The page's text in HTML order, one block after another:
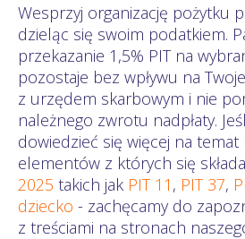
Wesprzyj organizację pożytku
dzieląc się swoim podatkiem.
przekazanie 1,5% PIT na
pozostaje bez wpływu na
z urzędem skarbowym i nie
należnego zwrotu nadpłaty.
dowiedzieć się więcej na temat
elementów z których się składa
2025 takich jak PIT 11 , PIT 37,
dziecko - zachęcamy do
z treściami na stronach